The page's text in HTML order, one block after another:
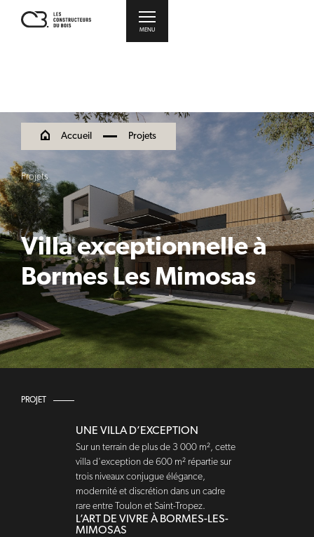
MENU
Accueil Projets
Projets
Villa exceptionnelle à
Bormes Les Mimosas
PROJET
UNE VILLA D’EXCEPTION
Sur un terrain de plus de 3 000 m², cette
villa d'exception de 600 m² répartie sur
trois niveaux conjugue élégance,
modernité et discrétion dans un cadre
rare entre Toulon et Saint-Tropez.
L’ART DE VIVRE À BORMES-LES-
MIMOSAS